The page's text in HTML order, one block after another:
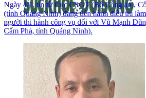
Ngày 4/1, tin từ Cục CSGT (Bộ Công an),
(tỉnh Quảng Ninh) đang tiến hành điều tra
người thi hành công vụ đối với Vũ Mạnh
Cẩm Phả, tỉnh Quảng Ninh).